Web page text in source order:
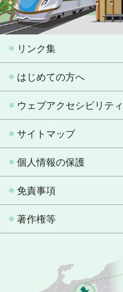
リンク集
はじめての方へ
ウェブアクセシビリティ
サイトマップ
個人情報の保護
免責事項
著作権等